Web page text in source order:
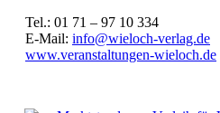
Tel.: 01 71 – 97 10 334
E-Mail: info@wieloch-verlag.de
www.veranstaltungen-wieloch.de